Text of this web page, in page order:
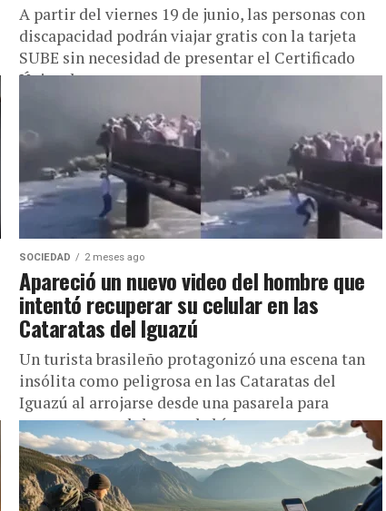
A partir del viernes 19 de junio, las personas con
discapacidad podrán viajar gratis con la tarjeta
SUBE sin necesidad de presentar el Certificado
Único de...
SOCIEDAD 2 meses ago
Apareció un nuevo video del hombre que
intentó recuperar su celular en las
Cataratas del Iguazú
Un turista brasileño protagonizó una escena tan
insólita como peligrosa en las Cataratas del
Iguazú al arrojarse desde una pasarela para
recuperar su celular que había...